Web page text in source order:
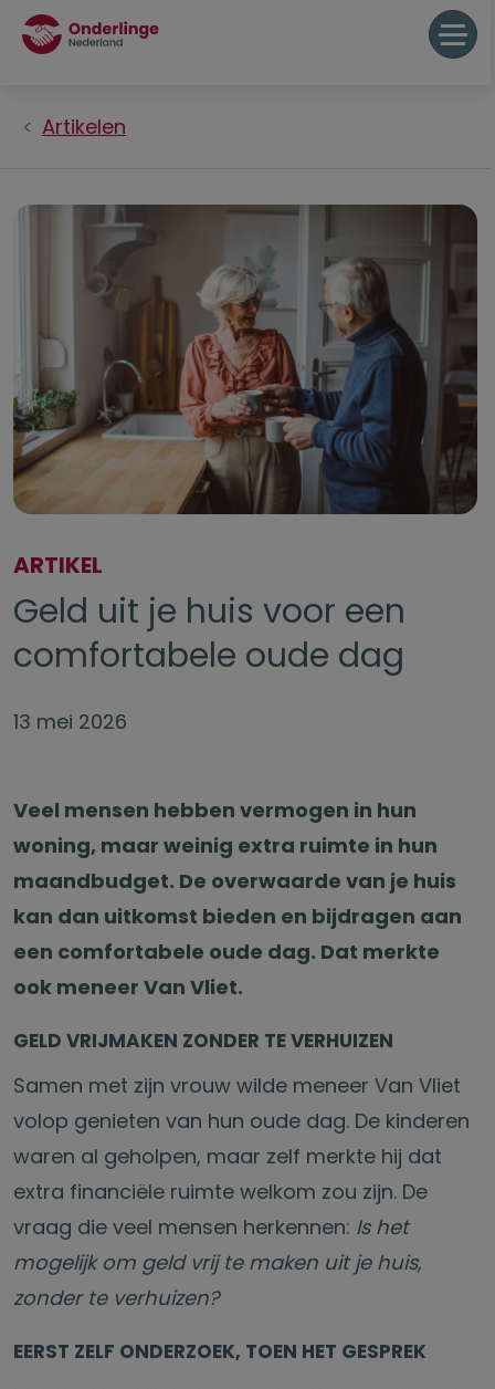
Artikelen
ARTIKEL
Geld uit je huis voor een
comfortabele oude dag
13 mei 2026
Veel mensen hebben vermogen in hun
woning, maar weinig extra ruimte in hun
maandbudget. De overwaarde van je huis
kan dan uitkomst bieden en bijdragen aan
een comfortabele oude dag. Dat merkte
ook meneer Van Vliet.
GELD VRIJMAKEN ZONDER TE VERHUIZEN
Samen met zijn vrouw wilde meneer Van Vliet
volop genieten van hun oude dag. De kinderen
waren al geholpen, maar zelf merkte hij dat
extra financiële ruimte welkom zou zijn. De
vraag die veel mensen herkennen: Is het
mogelijk om geld vrij te maken uit je huis,
zonder te verhuizen?
EERST ZELF ONDERZOEK, TOEN HET GESPREK